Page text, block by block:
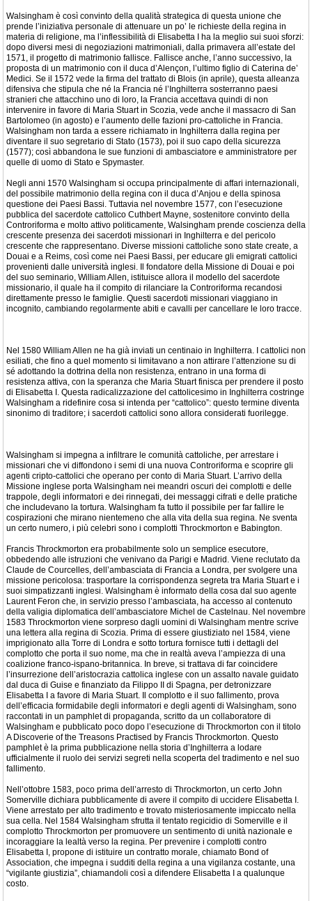
Walsingham è così convinto della qualità strategica di questa unione che
prende l’iniziativa personale di attenuare un po’ le richieste della regina in
materia di religione, ma l’inflessibilità di Elisabetta I ha la meglio sui suoi sforzi:
dopo diversi mesi di negoziazioni matrimoniali, dalla primavera all’estate del
1571, il progetto di matrimonio fallisce. Fallisce anche, l’anno successivo, la
proposta di un matrimonio con il duca d’Alençon, l’ultimo figlio di Caterina de’
Medici. Se il 1572 vede la firma del trattato di Blois (in aprile), questa alleanza
difensiva che stipula che né la Francia né l’Inghilterra sosterranno paesi
stranieri che attacchino uno di loro, la Francia accettava quindi di non
intervenire in favore di Maria Stuart in Scozia, vede anche il massacro di San
Bartolomeo (in agosto) e l’aumento delle fazioni pro-cattoliche in Francia.
Walsingham non tarda a essere richiamato in Inghilterra dalla regina per
diventare il suo segretario di Stato (1573), poi il suo capo della sicurezza
(1577); così abbandona le sue funzioni di ambasciatore e amministratore per
quelle di uomo di Stato e Spymaster.
Negli anni 1570 Walsingham si occupa principalmente di affari internazionali,
del possibile matrimonio della regina con il duca d’Anjou e della spinosa
questione dei Paesi Bassi. Tuttavia nel novembre 1577, con l’esecuzione
pubblica del sacerdote cattolico Cuthbert Mayne, sostenitore convinto della
Controriforma e molto attivo politicamente, Walsingham prende coscienza della
crescente presenza dei sacerdoti missionari in Inghilterra e del pericolo
crescente che rappresentano. Diverse missioni cattoliche sono state create, a
Douai e a Reims, così come nei Paesi Bassi, per educare gli emigrati cattolici
provenienti dalle università inglesi. Il fondatore della Missione di Douai e poi
del suo seminario, William Allen, istituisce allora il modello del sacerdote
missionario, il quale ha il compito di rilanciare la Controriforma recandosi
direttamente presso le famiglie. Questi sacerdoti missionari viaggiano in
incognito, cambiando regolarmente abiti e cavalli per cancellare le loro tracce.
Nel 1580 William Allen ne ha già inviati un centinaio in Inghilterra. I cattolici non
esiliati, che fino a quel momento si limitavano a non attirare l’attenzione su di
sé adottando la dottrina della non resistenza, entrano in una forma di
resistenza attiva, con la speranza che Maria Stuart finisca per prendere il posto
di Elisabetta I. Questa radicalizzazione del cattolicesimo in Inghilterra costringe
Walsingham a ridefinire cosa si intenda per “cattolico”: questo termine diventa
sinonimo di traditore; i sacerdoti cattolici sono allora considerati fuorilegge.
Walsingham si impegna a infiltrare le comunità cattoliche, per arrestare i
missionari che vi diffondono i semi di una nuova Controriforma e scoprire gli
agenti cripto-cattolici che operano per conto di Maria Stuart. L’arrivo della
Missione inglese porta Walsingham nei meandri oscuri dei complotti e delle
trappole, degli informatori e dei rinnegati, dei messaggi cifrati e delle pratiche
che includevano la tortura. Walsingham fa tutto il possibile per far fallire le
cospirazioni che mirano nientemeno che alla vita della sua regina. Ne sventa
un certo numero, i più celebri sono i complotti Throckmorton e Babington.
Francis Throckmorton era probabilmente solo un semplice esecutore,
obbedendo alle istruzioni che venivano da Parigi e Madrid. Viene reclutato da
Claude de Courcelles, dell’ambasciata di Francia a Londra, per svolgere una
missione pericolosa: trasportare la corrispondenza segreta tra Maria Stuart e i
suoi simpatizzanti inglesi. Walsingham è informato della cosa dal suo agente
Laurent Feron che, in servizio presso l’ambasciata, ha accesso al contenuto
della valigia diplomatica dell’ambasciatore Michel de Castelnau. Nel novembre
1583 Throckmorton viene sorpreso dagli uomini di Walsingham mentre scrive
una lettera alla regina di Scozia. Prima di essere giustiziato nel 1584, viene
imprigionato alla Torre di Londra e sotto tortura fornisce tutti i dettagli del
complotto che porta il suo nome, ma che in realtà aveva l’ampiezza di una
coalizione franco-ispano-britannica. In breve, si trattava di far coincidere
l’insurrezione dell’aristocrazia cattolica inglese con un assalto navale guidato
dal duca di Guise e finanziato da Filippo II di Spagna, per detronizzare
Elisabetta I a favore di Maria Stuart. Il complotto e il suo fallimento, prova
dell’efficacia formidabile degli informatori e degli agenti di Walsingham, sono
raccontati in un pamphlet di propaganda, scritto da un collaboratore di
Walsingham e pubblicato poco dopo l’esecuzione di Throckmorton con il titolo
A Discoverie of the Treasons Practised by Francis Throckmorton. Questo
pamphlet è la prima pubblicazione nella storia d’Inghilterra a lodare
ufficialmente il ruolo dei servizi segreti nella scoperta del tradimento e nel suo
fallimento.
Nell’ottobre 1583, poco prima dell’arresto di Throckmorton, un certo John
Somerville dichiara pubblicamente di avere il compito di uccidere Elisabetta I.
Viene arrestato per alto tradimento e trovato misteriosamente impiccato nella
sua cella. Nel 1584 Walsingham sfrutta il tentato regicidio di Somerville e il
complotto Throckmorton per promuovere un sentimento di unità nazionale e
incoraggiare la lealtà verso la regina. Per prevenire i complotti contro
Elisabetta I, propone di istituire un contratto morale, chiamato Bond of
Association, che impegna i sudditi della regina a una vigilanza costante, una
“vigilante giustizia”, chiamandoli così a difendere Elisabetta I a qualunque
costo.